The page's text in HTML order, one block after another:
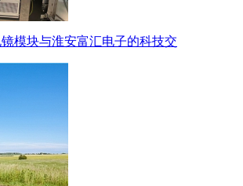
模块与淮安富汇电子的科技交